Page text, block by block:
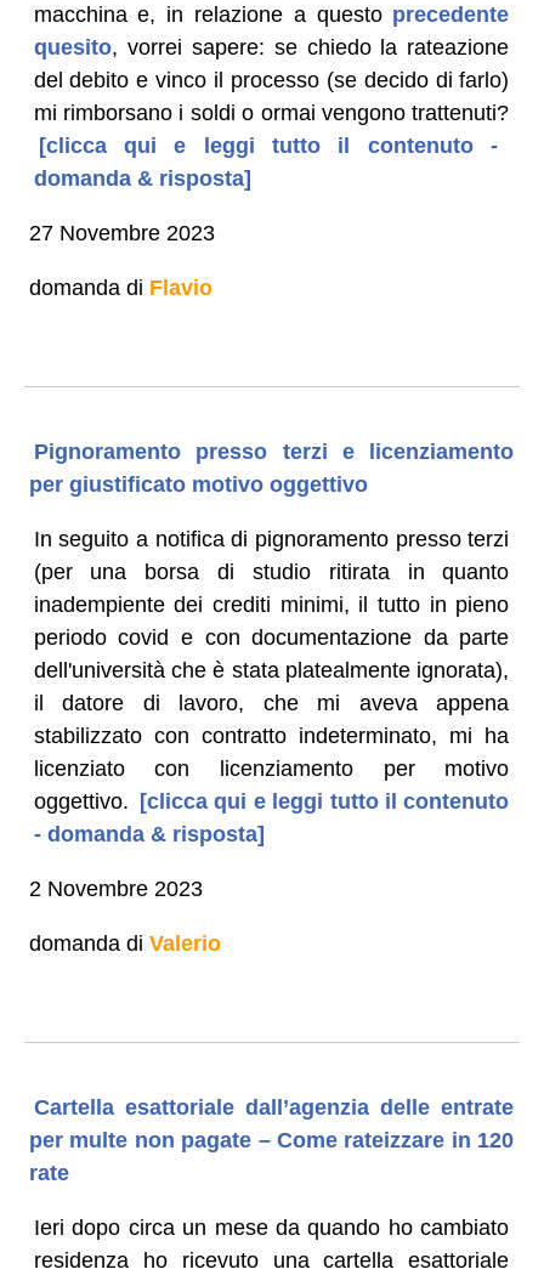
macchina e, in relazione a questo precedente
quesito, vorrei sapere: se chiedo la rateazione
del debito e vinco il processo (se decido di farlo)
mi rimborsano i soldi o ormai vengono trattenuti?
[clicca qui e leggi tutto il contenuto -
domanda & risposta]
27 Novembre 2023
domanda di Flavio
Pignoramento presso terzi e licenziamento
per giustificato motivo oggettivo
In seguito a notifica di pignoramento presso terzi
(per una borsa di studio ritirata in quanto
inadempiente dei crediti minimi, il tutto in pieno
periodo covid e con documentazione da parte
dell'università che è stata platealmente ignorata),
il datore di lavoro, che mi aveva appena
stabilizzato con contratto indeterminato, mi ha
licenziato con licenziamento per motivo
oggettivo. [clicca qui e leggi tutto il contenuto
- domanda & risposta]
2 Novembre 2023
domanda di Valerio
Cartella esattoriale dall’agenzia delle entrate
per multe non pagate – Come rateizzare in 120
rate
Ieri dopo circa un mese da quando ho cambiato
residenza ho ricevuto una cartella esattoriale